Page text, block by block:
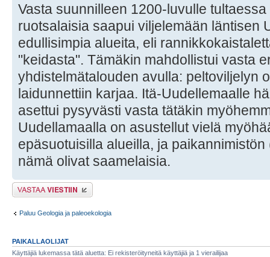
Vasta suunnilleen 1200-luvulle
ruotsalaisia saapui viljelemään läntisen
edullisimpia alueita, eli
"keidasta". Tämäkin mahdollistui vasta
yhdistelmätalouden avulla: peltoviljelyn
laidunnettiin karjaa. Itä-Uudellemaalle
asettui pysyvästi vasta tätäkin
Uudellamaalla on asustellut vielä
epäsuotuisilla alueilla, ja
nämä olivat saamelaisia.
Lähetä vastaus
Paluu Geologia ja paleoekologia
PAIKALLAOLIJAT
Käyttäjiä lukemassa tätä aluetta: Ei rekisteröityneitä käyttäjiä ja 1 vierailijaa